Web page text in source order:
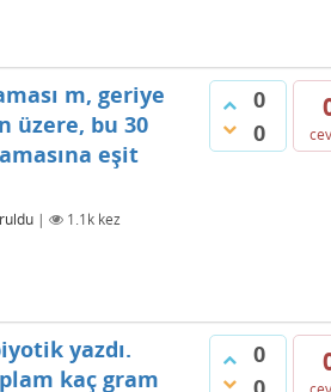
0
0
m, geriye
üzere, bu 30
eşit
| 1.1k kez
0
yazdı.
kaç gram